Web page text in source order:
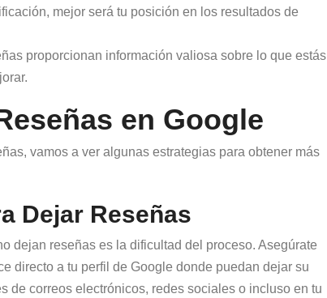
mejor será tu posición en los resultados de
proporcionan información valiosa sobre lo que estás
en Google
vamos a ver algunas estrategias para obtener más
Dejar Reseñas
dejan reseñas es la dificultad del proceso. Asegúrate
directo a tu perfil de Google donde puedan dejar su
de correos electrónicos, redes sociales o incluso en tu